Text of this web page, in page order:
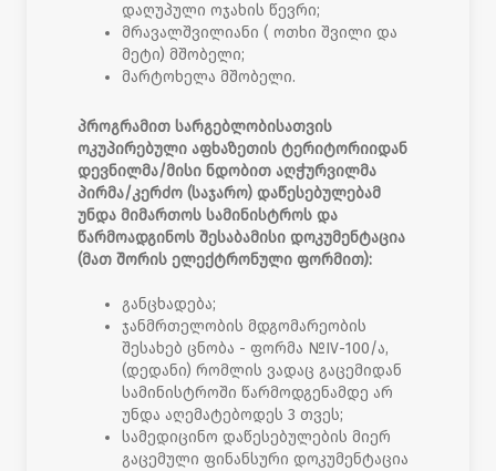
დაღუპული ოჯახის წევრი;
მრავალშვილიანი ( ოთხი შვილი და
მეტი) მშობელი;
მარტოხელა მშობელი.
პროგრამით სარგებლობისათვის
ოკუპირებული აფხაზეთის ტერიტორიიდან
დევნილმა/მისი ნდობით აღჭურვილმა
პირმა/კერძო (საჯარო) დაწესებულებამ
უნდა მიმართოს სამინისტროს და
წარმოადგინოს შესაბამისი დოკუმენტაცია
(მათ შორის ელექტრონული ფორმით):
განცხადება;
ჯანმრთელობის მდგომარეობის
შესახებ ცნობა - ფორმა №IV-100/ა,
(დედანი) რომლის ვადაც გაცემიდან
სამინისტროში წარმოდგენამდე არ
უნდა აღემატებოდეს 3 თვეს;
სამედიცინო დაწესებულების მიერ
გაცემული ფინანსური დოკუმენტაცია